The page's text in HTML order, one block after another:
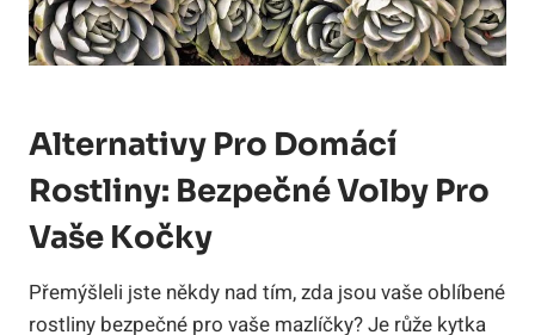
Alternativy Pro Domácí
Rostliny: Bezpečné Volby Pro
Vaše Kočky
Přemýšleli jste někdy nad tím, zda jsou vaše oblíbené
rostliny bezpečné pro vaše mazlíčky? Je růže kytka